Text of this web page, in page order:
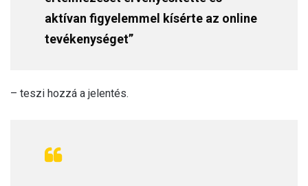
aktívan figyelemmel kísérte az online
tevékenységet”
– teszi hozzá a jelentés.